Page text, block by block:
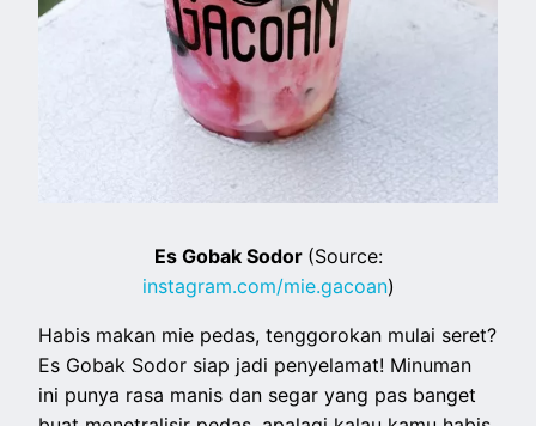
Es Gobak Sodor (Source:
instagram.com/mie.gacoan)
Habis makan mie pedas, tenggorokan mulai seret?
Es Gobak Sodor siap jadi penyelamat! Minuman
ini punya rasa manis dan segar yang pas banget